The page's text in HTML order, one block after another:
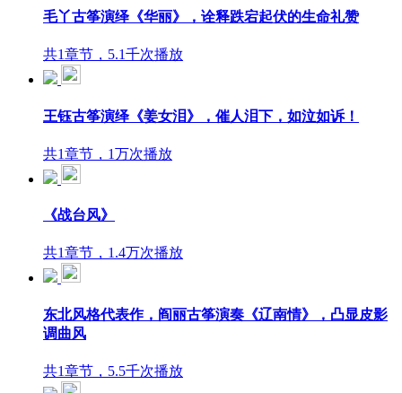
毛丫古筝演绎《华丽》，诠释跌宕起伏的生命礼赞
共1章节，5.1千次播放
王钰古筝演绎《姜女泪》，催人泪下，如泣如诉！
共1章节，1万次播放
《战台风》
共1章节，1.4万次播放
东北风格代表作，阎丽古筝演奏《辽南情》，凸显皮影
调曲风
共1章节，5.5千次播放